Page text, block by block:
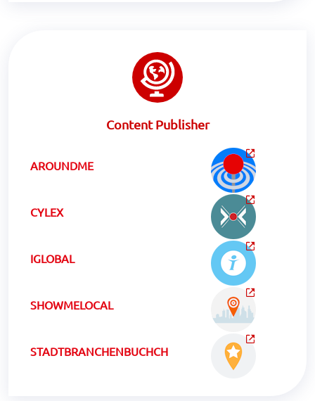
Content Publisher
AROUNDME
CYLEX
IGLOBAL
SHOWMELOCAL
STADTBRANCHENBUCHCH